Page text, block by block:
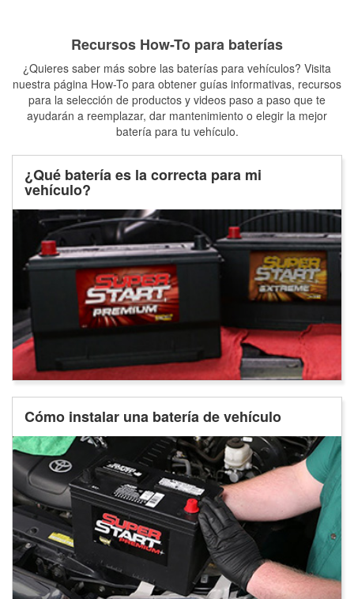
Recursos How-To para baterías
¿Quieres saber más sobre las baterías para vehículos? Visita
nuestra página How-To para obtener guías informativas, recursos
para la selección de productos y videos paso a paso que te
ayudarán a reemplazar, dar mantenimiento o elegir la mejor
batería para tu vehículo.
¿Qué batería es la correcta para mi
vehículo?
Cómo instalar una batería de vehículo